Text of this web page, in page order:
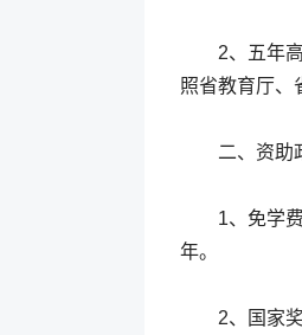
2、五年高
照省教育厅、
二、资助
1、免学费
年。
2、国家奖